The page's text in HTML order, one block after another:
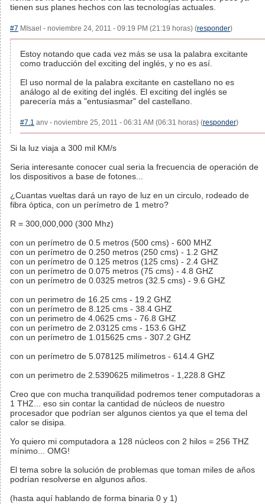
tienen sus planes hechos con las tecnologías actuales.
#7 MIsael - noviembre 24, 2011 - 09:19 PM (21:19 horas) (responder)
Estoy notando que cada vez más se usa la palabra excitante
como traducción del exciting del inglés, y no es así.
El uso normal de la palabra excitante en castellano no es
análogo al de exiting del inglés. El exciting del inglés se
parecería más a "entusiasmar" del castellano.
#7.1 anv - noviembre 25, 2011 - 06:31 AM (06:31 horas) (responder)
Si la luz viaja a 300 mil KM/s
Seria interesante conocer cual seria la frecuencia de operación de
los dispositivos a base de fotones...
¿Cuantas vueltas dará un rayo de luz en un circulo, rodeado de
fibra óptica, con un perímetro de 1 metro?
R = 300,000,000 (300 Mhz)
con un perímetro de 0.5 metros (500 cms) - 600 MHZ
con un perímetro de 0.250 metros (250 cms) - 1.2 GHZ
con un perímetro de 0.125 metros (125 cms) - 2.4 GHZ
con un perímetro de 0.075 metros (75 cms) - 4.8 GHZ
con un perímetro de 0.0325 metros (32.5 cms) - 9.6 GHZ
con un perimetro de 16.25 cms - 19.2 GHZ
con un perímetro de 8.125 cms - 38.4 GHZ
con un perimetro de 4.0625 cms - 76.8 GHZ
con un perímetro de 2.03125 cms - 153.6 GHZ
con un perímetro de 1.015625 cms - 307.2 GHZ
con un perímetro de 5.078125 milímetros - 614.4 GHZ
con un perimetro de 2.5390625 milimetros - 1,228.8 GHZ
Creo que con mucha tranquilidad podremos tener computadoras a
1 THZ... eso sin contar la cantidad de núcleos de nuestro
procesador que podrían ser algunos cientos ya que el tema del
calor se disipa.
Yo quiero mi computadora a 128 núcleos con 2 hilos = 256 THZ
mínimo... OMG!
El tema sobre la solución de problemas que toman miles de años
podrían resolverse en algunos años.
(hasta aquí hablando de forma binaria 0 y 1)